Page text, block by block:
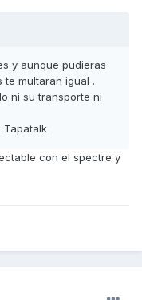
y aunque pudieras
multaran igual .
ni su transporte ni
Tapatalk
con el spectre y